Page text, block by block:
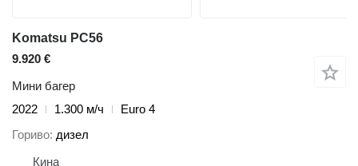
Komatsu PC56
9.920 €
Мини багер
2022
1.300 м/ч
Euro 4
Гориво дизел
Кина